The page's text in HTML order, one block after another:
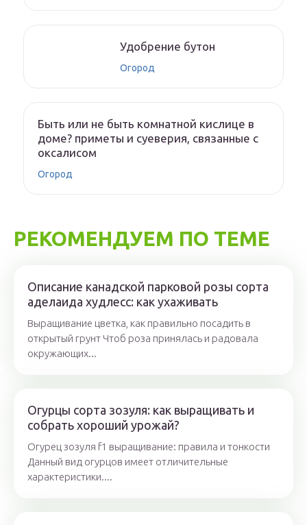
Удобрение бутон
Огород
Быть или не быть комнатной кислице в
доме? приметы и суеверия, связанные с
оксалисом
Огород
РЕКОМЕНДУЕМ ПО ТЕМЕ
Описание канадской парковой розы сорта
аделаида худлесс: как ухаживать
Выращивание цветка, как правильно посадить в
открытый грунт Чтоб роза принялась и радовала
окружающих...
Огурцы сорта зозуля: как выращивать и
собрать хороший урожай?
Огурец зозуля f1 выращивание: правила и тонкости
Данный вид огурцов имеет отличительные
характеристики....